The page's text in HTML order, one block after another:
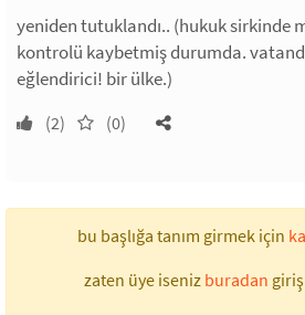
yeniden tutuklandı.. (hukuk sirkinde
kontrolü kaybetmiş durumda.
eğlendirici! bir ülke.)
(2) (0)
bu başlığa tanım girmek için
zaten üye iseniz buradan